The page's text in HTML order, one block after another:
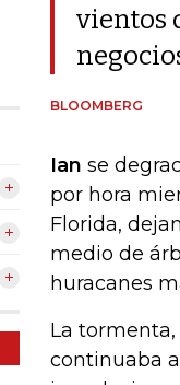
vientos
BLOOMBERG
Ian se
por hora
Florida,
medio de
huracanes
La
continuaba